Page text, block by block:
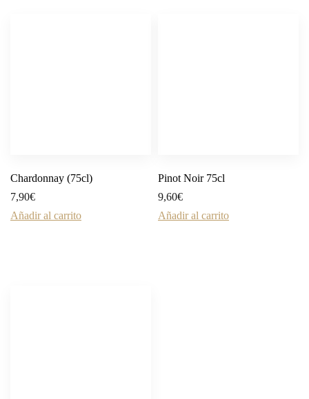
Chardonnay (75cl)
7,90€
Añadir al carrito
Pinot Noir 75cl
9,60€
Añadir al carrito